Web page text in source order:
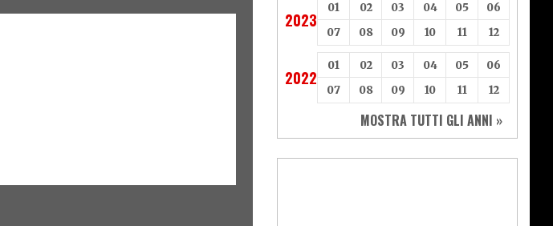
2023
01 02 03 04 05
06
07
08 09 10 11 12
2022
01 02 03 04 05
06
07
08 09 10 11 12
MOSTRA TUTTI GLI ANNI »